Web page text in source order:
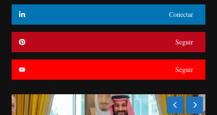
Conectar
Seguir
Seguir